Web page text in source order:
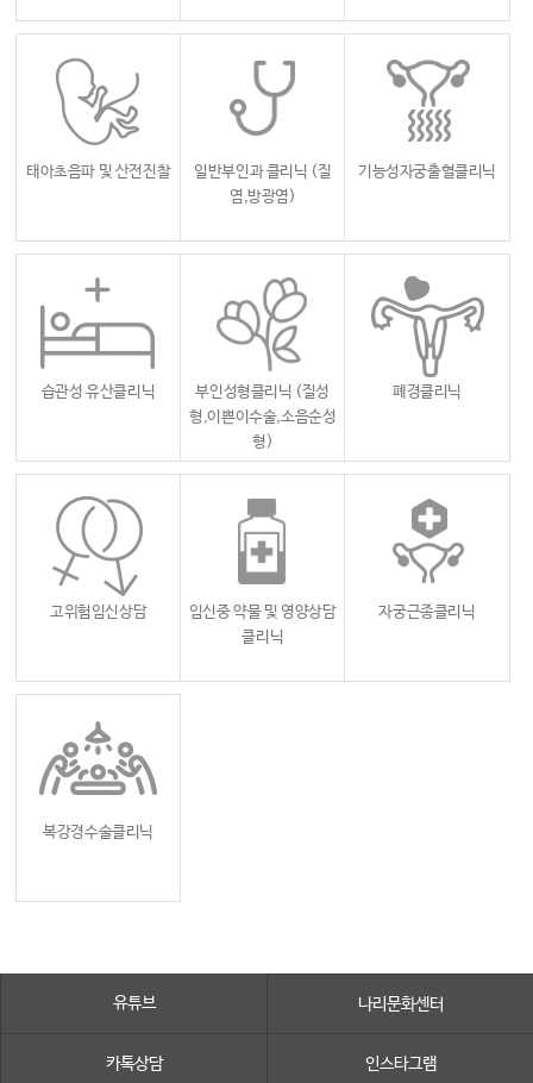
태아초음파 및 산전진찰 일반부인과 클리닉 (질
염,방광염)
기능성자궁출혈클리닉
습관성 유산클리닉 부인성형클리닉 (질성
형,이쁜이수술,소음순성
형)
폐경클리닉
고위험임신상담
임신중 약물 및 영양상담
클리닉
자궁근종클리닉
복강경수술클리닉
유튜브 나리문화센터
카톡상담 인스타그램